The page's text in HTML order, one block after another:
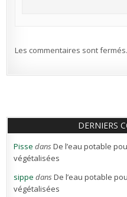
Les commentaires sont fermés.
DERNIERS
Pisse dansDe l’eau potable
végétalisées
sippe dansDe l’eau potable
végétalisées